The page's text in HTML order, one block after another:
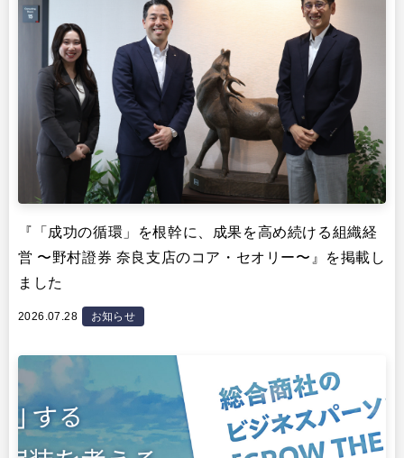
『「成功の循環」を根幹に、成果を高め続ける組織経
営 〜野村證券 奈良支店のコア・セオリー〜』を掲載し
ました
2026.07.28 お知らせ